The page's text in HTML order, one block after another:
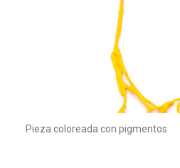
Pieza coloreada con pigmentos